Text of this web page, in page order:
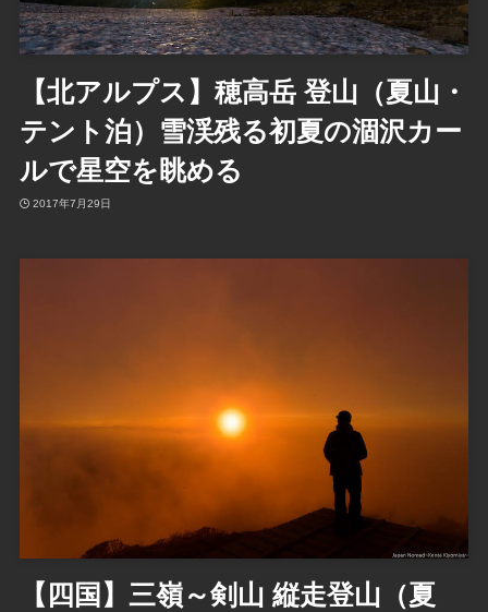
【北アルプス】穂高岳 登山（夏山・
テント泊）雪渓残る初夏の涸沢カー
ルで星空を眺める
2017年7月29日
【四国】三嶺～剣山 縦走登山（夏